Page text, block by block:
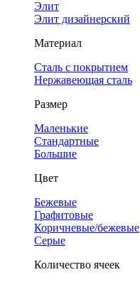
Элит
Элит дизайнерский
Материал
Сталь с покрытием
Нержавеющая сталь
Размер
Маленькие
Стандартные
Большие
Цвет
Бежевые
Графитовые
Коричневые/бежевые
Серые
Количество ячеек